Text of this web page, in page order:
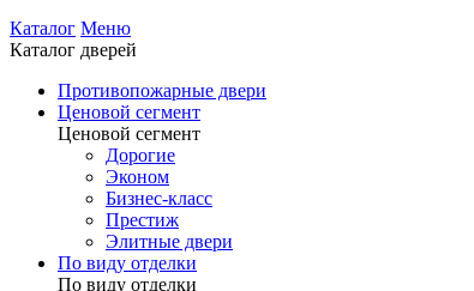
Каталог Меню
Каталог дверей
Противопожарные двери
Ценовой сегмент
Ценовой сегмент
Дорогие
Эконом
Бизнес-класс
Престиж
Элитные двери
По виду отделки
По виду отделки